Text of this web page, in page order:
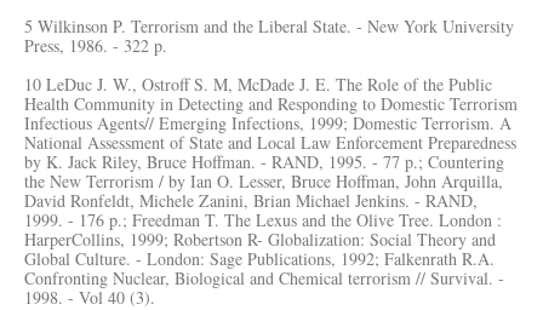
5 Wilkinson P. Terrorism and the Liberal State. - New York University
Press, 1986. - 322 p.
10 LeDuc J. W., Ostroff S. M, McDade J. E. The Role of the Public
Health Community in Detecting and Responding to Domestic Terrorism
Infectious Agents// Emerging Infections, 1999; Domestic Terrorism. A
National Assessment of State and Local Law Enforcement Preparedness
by K. Jack Riley, Bruce Hoffman. - RAND, 1995. - 77 p.; Countering
the New Terrorism / by Ian O. Lesser, Bruce Hoffman, John Arquilla,
David Ronfeldt, Michele Zanini, Brian Michael Jenkins. - RAND,
1999. - 176 p.; Freedman T. The Lexus and the Olive Tree. London :
HarperCollins, 1999; Robertson R- Globalization: Social Theory and
Global Culture. - London: Sage Publications, 1992; Falkenrath R.A.
Confronting Nuclear, Biological and Chemical terrorism // Survival. -
1998. - Vol 40 (3).